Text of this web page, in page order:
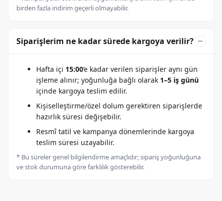
birden fazla indirim geçerli olmayabilir.
Siparişlerim ne kadar sürede kargoya verilir?
Hafta içi 15:00’e kadar verilen siparişler aynı gün
işleme alınır; yoğunluğa bağlı olarak 1–5 iş günü
içinde kargoya teslim edilir.
Kişiselleştirme/özel dolum gerektiren siparişlerde
hazırlık süresi değişebilir.
Resmî tatil ve kampanya dönemlerinde kargoya
teslim süresi uzayabilir.
* Bu süreler genel bilgilendirme amaçlıdır; sipariş yoğunluğuna
ve stok durumuna göre farklılık gösterebilir.